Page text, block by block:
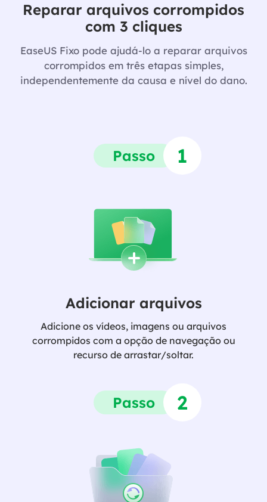
Reparar arquivos corrompidos
com 3 cliques
EaseUS Fixo pode ajudá-lo a reparar arquivos
corrompidos em três etapas simples,
independentemente da causa e nível do dano.
Passo 1
Adicionar arquivos
Adicione os vídeos, imagens ou arquivos
corrompidos com a opção de navegação ou
recurso de arrastar/soltar.
Passo 2